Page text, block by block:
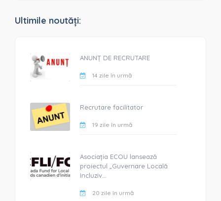
Ultimile noutăți:
ANUNȚ DE RECRUTARE
14 zile în urmă
Recrutare facilitator
19 zile în urmă
Asociația ECOU lansează
proiectul „Guvernare Locală
Incluziv...
20 zile în urmă